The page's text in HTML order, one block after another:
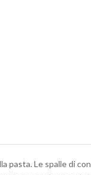
pasta. Le spalle di